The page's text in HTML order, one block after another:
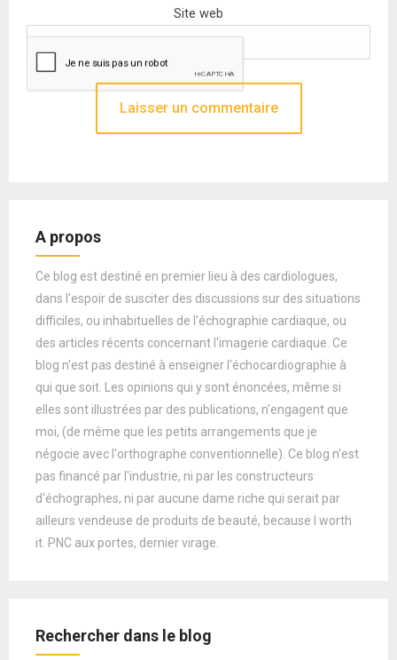
Site web
A propos
Ce blog est destiné en premier lieu à des cardiologues,
dans l'espoir de susciter des discussions sur des situations
difficiles, ou inhabituelles de l'échographie cardiaque, ou
des articles récents concernant l'imagerie cardiaque. Ce
blog n'est pas destiné à enseigner l'échocardiographie à
qui que soit. Les opinions qui y sont énoncées, même si
elles sont illustrées par des publications, n'engagent que
moi, (de même que les petits arrangements que je
négocie avec l'orthographe conventionnelle). Ce blog n'est
pas financé par l'industrie, ni par les constructeurs
d'échographes, ni par aucune dame riche qui serait par
ailleurs vendeuse de produits de beauté, because I worth
it. PNC aux portes, dernier virage.
Rechercher dans le blog